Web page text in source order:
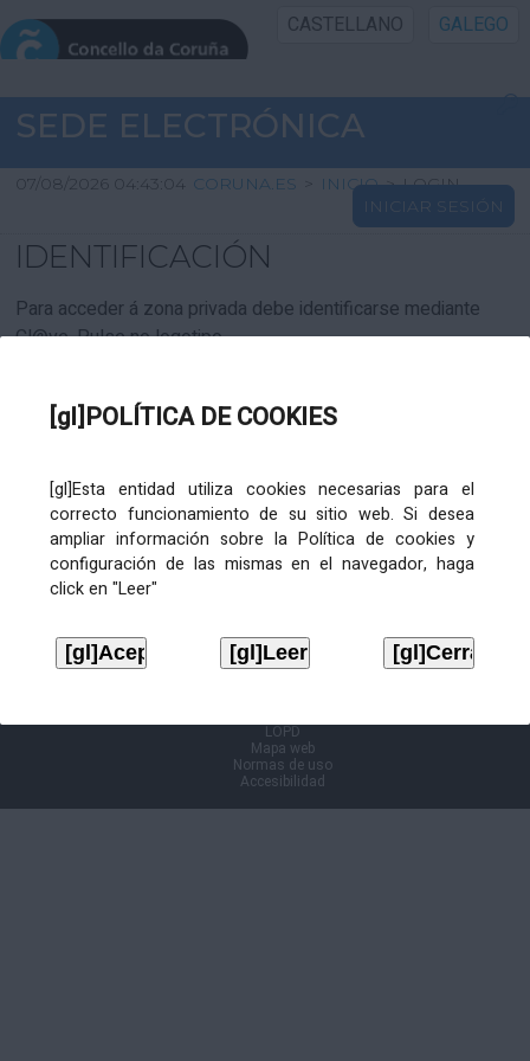
[gl]POLÍTICA DE COOKIES
[gl]Esta entidad utiliza cookies necesarias para el
correcto funcionamiento de su sitio web. Si desea
ampliar información sobre la Política de cookies y
configuración de las mismas en el navegador, haga
click en "Leer"
CASTELLANO GALEGO
INICIO SEDE
INICIO
INFORMACIÓN PÚBLICA
CARTAFOL CIDADÁN
SEDE ELECTRÓNICA
07/08/2026 04:43:04 CORUNA.ES > INICIO > LOGIN
INICIAR SESIÓN
IDENTIFICACIÓN
Para acceder á zona privada debe identificarse mediante
Cl@ve. Pulse no logotipo
LOPD
Mapa web
Normas de uso
Accesibilidad